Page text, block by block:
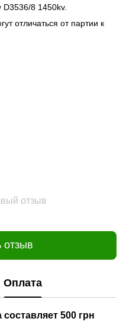
D3536/8 1450kv.
отличаться от партии к
отзыв
отзыв
Оплата
500 грн